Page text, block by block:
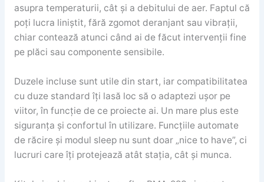
asupra temperaturii, cât și a debitului de aer. Faptul că
poți lucra liniștit, fără zgomot deranjant sau vibrații,
chiar contează atunci când ai de făcut intervenții fine
pe plăci sau componente sensibile.
Duzele incluse sunt utile din start, iar compatibilitatea
cu duze standard îți lasă loc să o adaptezi ușor pe
viitor, în funcție de ce proiecte ai. Un mare plus este
siguranța și confortul în utilizare. Funcțiile automate
de răcire și modul sleep nu sunt doar „nice to have”, ci
lucruri care îți protejează atât stația, cât și munca.